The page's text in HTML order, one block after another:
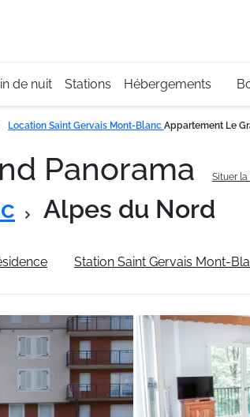
de nuit Stations Hébergements
Location Saint Gervais Mont-Blanc Appartement Le
Panorama Situer
Alpes du Nord
Station Saint Gervais Mont-